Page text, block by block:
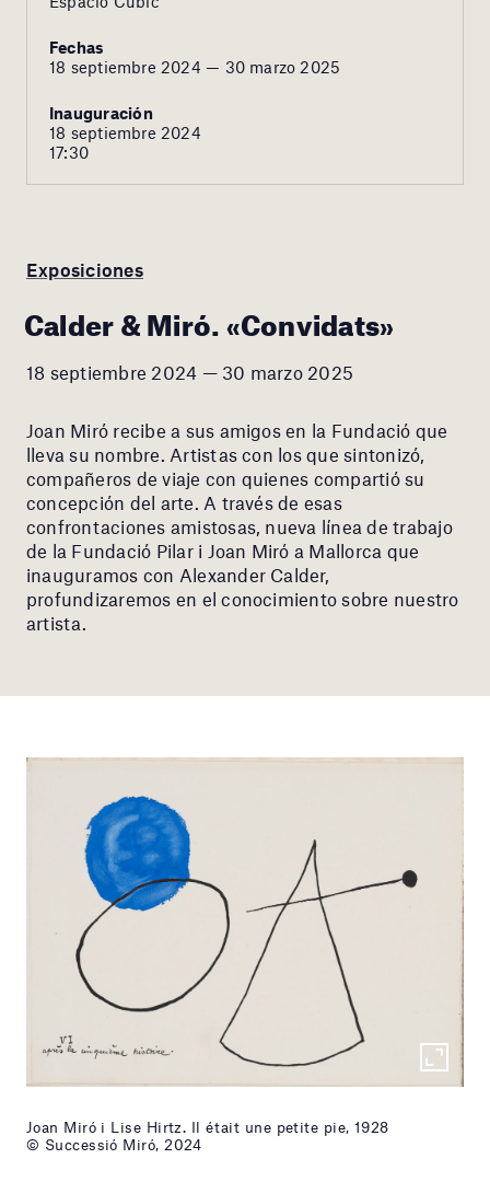
Fechas
18 septiembre 2024 — 30 marzo 2025
Inauguración
18 septiembre 2024
17:30
Exposiciones
Calder & Miró. «Convidats»
18 septiembre 2024 — 30 marzo 2025
Joan Miró recibe a sus amigos en la Fundació que
lleva su nombre. Artistas con los que sintonizó,
compañeros de viaje con quienes compartió su
concepción del arte. A través de esas
confrontaciones amistosas, nueva línea de trabajo
de la Fundació Pilar i Joan Miró a Mallorca que
inauguramos con Alexander Calder,
profundizaremos en el conocimiento sobre nuestro
artista.
Joan Miró i Lise Hirtz. Il était une petite pie, 1928
© Successió Miró, 2024